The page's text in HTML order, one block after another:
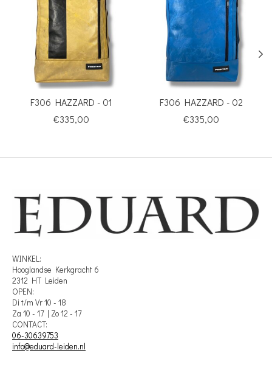
F306 HAZZARD - 01
€335,00
F306 HAZZARD - 02
€335,00
WINKEL:
Hooglandse Kerkgracht 6
2312 HT Leiden
OPEN:
Di t/m Vr 10 - 18
Za 10 - 17 | Zo 12 - 17
CONTACT:
06-30639753
info@eduard-leiden.nl